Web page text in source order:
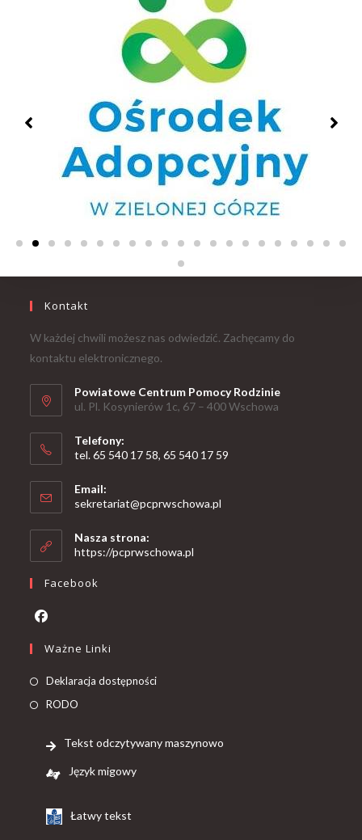
Kontakt
W każdej chwili możesz nas odwiedzić. Zachęcamy do
kontaktu elektronicznego.
Powiatowe Centrum Pomocy Rodzinie
ul. Pl. Kosynierów 1c, 67 – 400 Wschowa
Telefony:
tel. 65 540 17 58, 65 540 17 59
Email:
sekretariat@pcprwschowa.pl
Nasza strona:
https://pcprwschowa.pl
Facebook
Ważne Linki
Deklaracja dostępności
RODO
Tekst odczytywany maszynowo
Język migowy
Łatwy tekst